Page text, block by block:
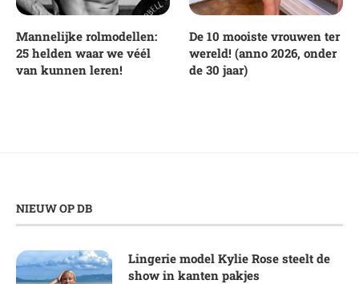
Mannelijke rolmodellen:
25 helden waar we véél
van kunnen leren!
De 10 mooiste vrouwen ter
wereld! (anno 2026, onder
de 30 jaar)
NIEUW OP DB
Lingerie model Kylie Rose steelt de
show in kanten pakjes